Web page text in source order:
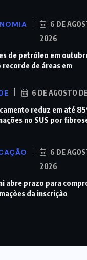
6 DE
2026
de petróleo em
de áreas em
6 DE AGOSTO
reduz em até
no SUS por
6 DE
2026
abre prazo para
da inscrição